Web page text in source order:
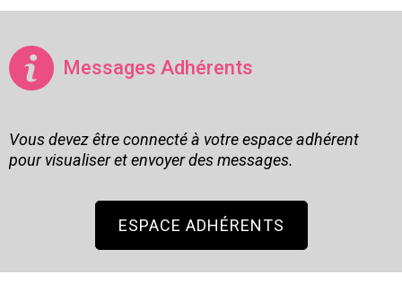
Messages Adhérents
Vous devez être connecté à votre espace adhérent
pour visualiser et envoyer des messages.
ESPACE ADHÉRENTS